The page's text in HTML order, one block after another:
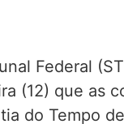
Federal
(12) que as
do Tempo